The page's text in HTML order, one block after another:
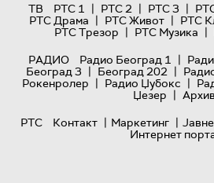
ТВ
РТС 1 | РТС 2 | РТС 3 |
РТС Драма | РТС Живот | РТС
РТС Трезор | РТС Музика |
РАДИО
Радио Београд 1 |
Београд 3 | Београд 202 |
Рокенролер | Радио Џубокс |
Џезер | Архив
РТС
Контакт | Маркетинг |
Интернет